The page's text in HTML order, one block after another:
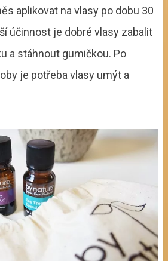
aplikovat na vlasy po dobu 30
účinnost je dobré vlasy zabalit
a stáhnout gumičkou. Po
je potřeba vlasy umýt a